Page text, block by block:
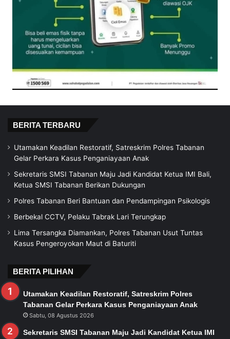
BERITA TERBARU
Utamakan Keadilan Restoratif, Satreskrim Polres Tabanan
Gelar Perkara Kasus Penganiayaan Anak
Sekretaris SMSI Tabanan Maju Jadi Kandidat Ketua IMI Bali,
Ketua SMSI Tabanan Berikan Dukungan
Polres Tabanan Beri Bantuan dan Pendampingan Psikologis
Berbekal CCTV, Pelaku Tabrak Lari Terungkap
Lima Tersangka Diamankan, Polres Tabanan Usut Tuntas
Kasus Pengeroyokan Maut di Baturiti
BERITA PILIHAN
Utamakan Keadilan Restoratif, Satreskrim Polres
Tabanan Gelar Perkara Kasus Penganiayaan Anak
Sabtu, 08 Agustus 2026
Sekretaris SMSI Tabanan Maju Jadi Kandidat Ketua IMI